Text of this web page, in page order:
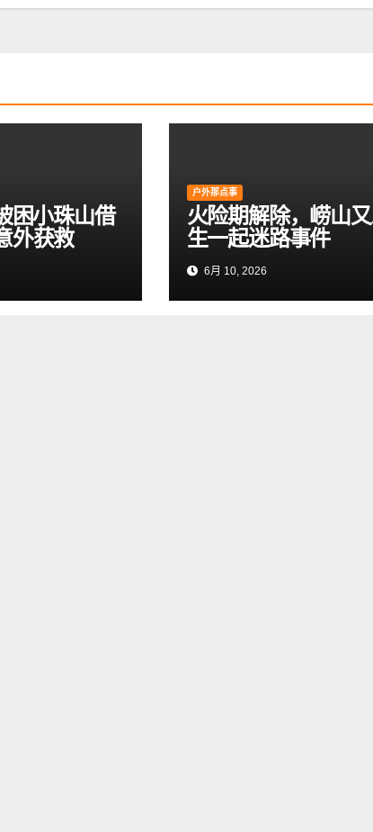
困小珠山借
外获救
户外那点事
火险期解除，崂山
生一起迷路事件
6月 10, 2026